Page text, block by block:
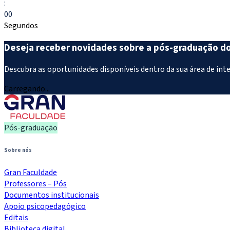
:
00
Segundos
Deseja receber novidades sobre a pós-graduação
Descubra as oportunidades disponíveis dentro da sua área de
Carregando...
Pós-graduação
Sobre nós
Gran Faculdade
Professores – Pós
Documentos institucionais
Apoio psicopedagógico
Editais